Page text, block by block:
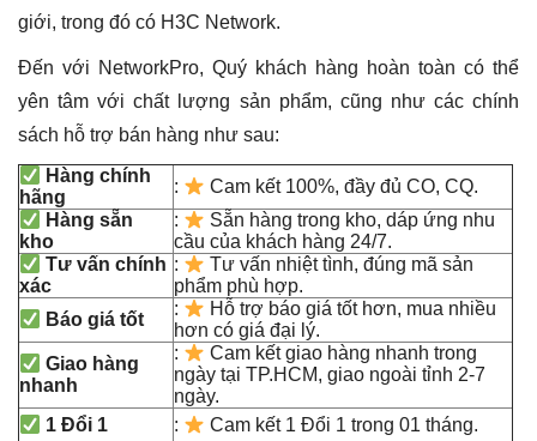
giới, trong đó có H3C Network.
Đến với NetworkPro, Quý khách hàng hoàn toàn có thể
yên tâm với chất lượng sản phẩm, cũng như các chính
sách hỗ trợ bán hàng như sau:
Hàng chính
hãng
:
Cam kết 100%, đầy đủ CO, CQ.
Hàng sẵn
kho
:
Sẵn hàng trong kho, dáp ứng nhu
cầu của khách hàng 24/7.
Tư vấn chính
xác
:
Tư vấn nhiệt tình, đúng mã sản
phẩm phù hợp.
Báo giá tốt
:
Hỗ trợ báo giá tốt hơn, mua nhiều
hơn có giá đại lý.
Giao hàng
nhanh
:
Cam kết giao hàng nhanh trong
ngày tại TP.HCM, giao ngoài tỉnh 2-7
ngày.
1 Đổi 1
:
Cam kết 1 Đổi 1 trong 01 tháng.